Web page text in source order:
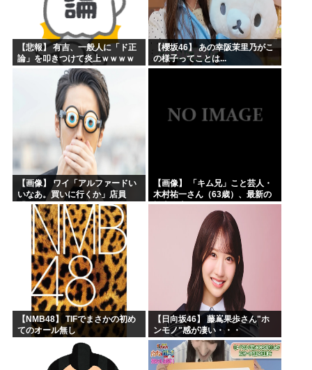
【悲報】 有吉、一般人に「ド正
論」を叩きつけて炎上ｗｗｗｗ
【櫻坂46】 あの幸阪茉里乃がこ
の様子ってことは...
【画像】 ワイ「アルファードい
いなあ。買いに行くか」店員
「ほいっ見積もりな！」ワイ
「金額おかしくね？」←お前ら
もそう思うよな？？？？？
【画像】 「キム兄」こと芸人・
木村祐一さん（63歳）、最新の
松本人志さんとのツーショット
が完全に別人だとネット騒然！
「マジで誰かわからん」...
【NMB48】 TIFでまさかの初め
てのオール無し
【日向坂46】 藤嶌果歩さん"ホ
ンモノ"感が凄い・・・